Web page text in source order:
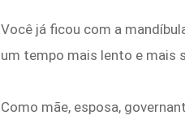
Você já ficou com a
um tempo mais lento e mais
Como mãe, esposa,